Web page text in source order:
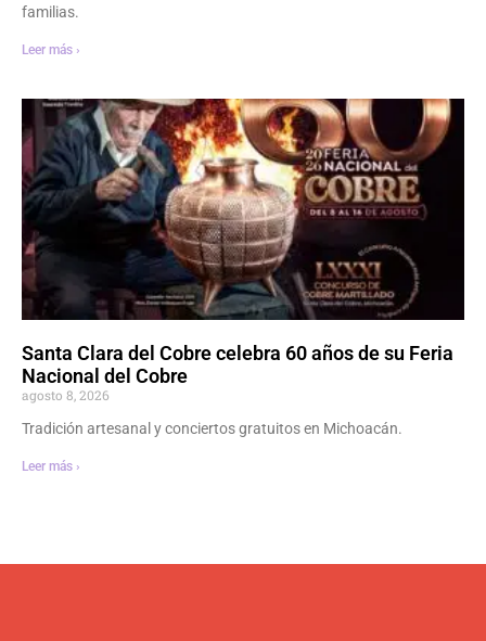
familias.
Leer más ›
Santa Clara del Cobre celebra 60 años de su Feria
Nacional del Cobre
agosto 8, 2026
Tradición artesanal y conciertos gratuitos en Michoacán.
Leer más ›